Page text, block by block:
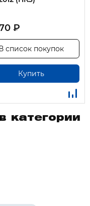
₽
Купить
список покупок
категории